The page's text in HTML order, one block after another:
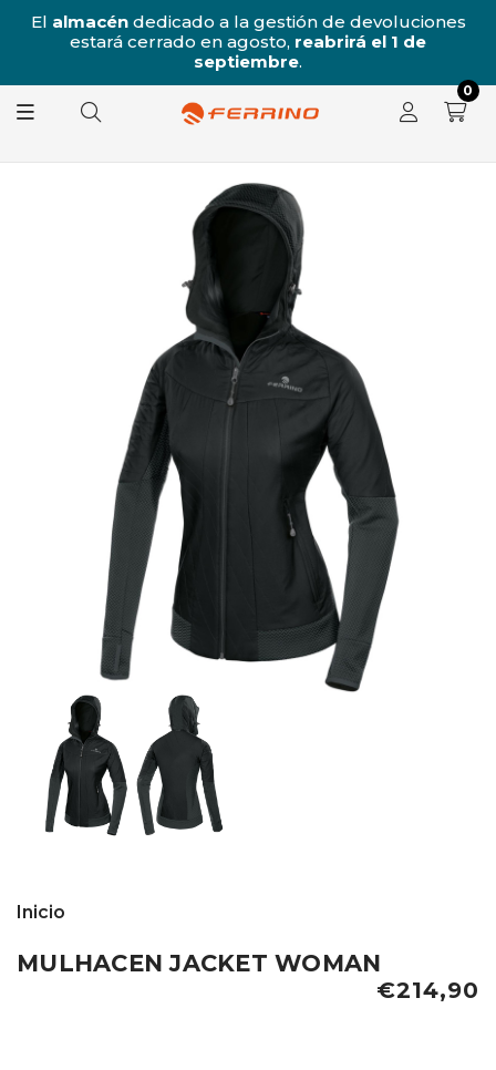
El almacéndedicado a la gestión de devoluciones
estará cerrado en agosto, reabrirá el 1 de
septiembre.
0
Inicio
MULHACEN JACKET WOMAN
€214,90